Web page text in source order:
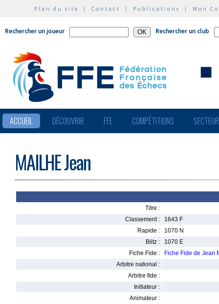
Plan du site | Contact | Publications | Mon
Rechercher un joueur Rechercher un club
ACCUEIL DÉCOUVRIR FFE COMPÉTITIONS
MAILHE Jean
Titre :
Classement :
1643 F
Rapide :
1070 N
Blitz :
1070 E
Fiche Fide :
Fiche Fide de Jean
Arbitre national :
Arbitre fide :
Initiateur :
Animateur :